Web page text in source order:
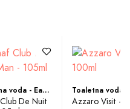
harmoniju mirisnih
pikantnoj slatkoj arome,
drvo tik i cvet duvana
lišće osvježava i prožima
Toaletna voda - Eau de Toilette (EDT)
De Nuit
Azzaro Visit -